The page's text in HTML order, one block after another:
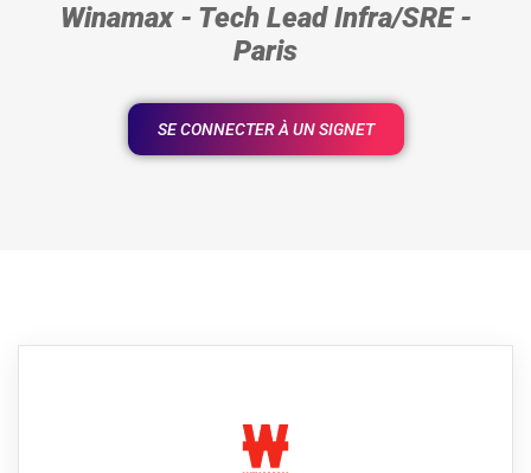
Winamax - Tech Lead Infra/SRE -
Paris
SE CONNECTER À UN SIGNET